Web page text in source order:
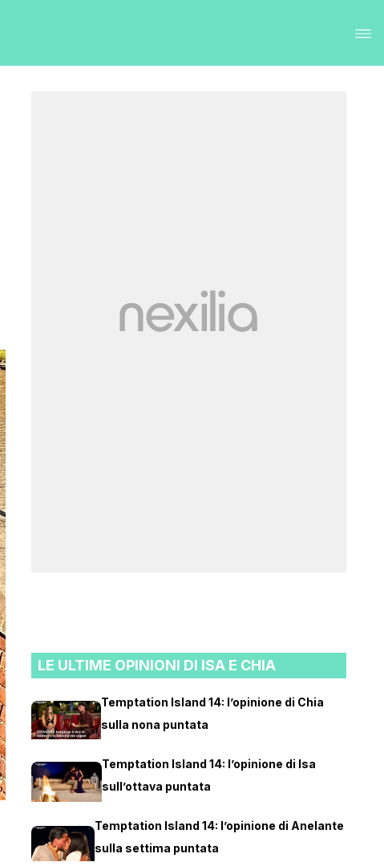
LE ULTIME OPINIONI DI ISA E CHIA
Temptation Island 14: l’opinione di Chia
sulla nona puntata
Temptation Island 14: l’opinione di Isa
sull’ottava puntata
Temptation Island 14: l’opinione di Anelante
sulla settima puntata